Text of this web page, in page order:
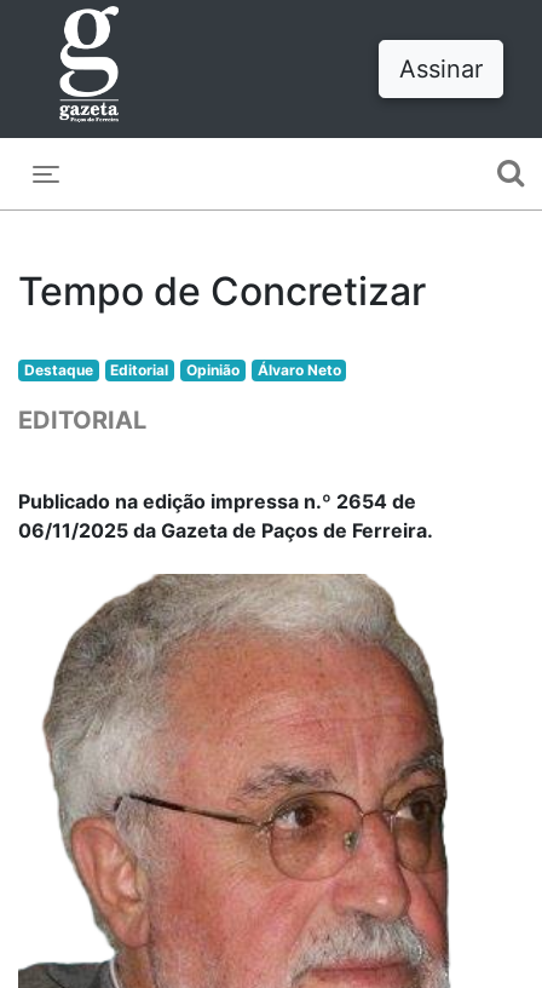
Assinar
Tempo de Concretizar
Destaque Editorial Opinião Álvaro Neto
EDITORIAL
Publicado na edição impressa n.º 2654 de
06/11/2025 da Gazeta de Paços de Ferreira.